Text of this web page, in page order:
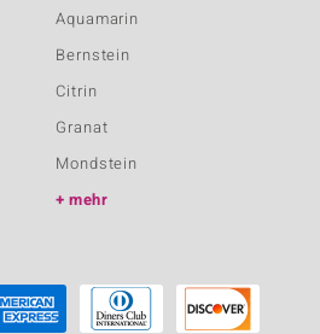
Aquamarin
Bernstein
Citrin
Granat
Mondstein
mehr